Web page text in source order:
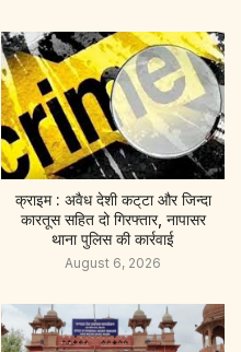
क्राइम : अवैध देशी कट्‌टा और जिन्दा
कारतूस सहित दो गिरफ्तार, नापासर
थाना पुलिस की कार्रवाई
August 6, 2026